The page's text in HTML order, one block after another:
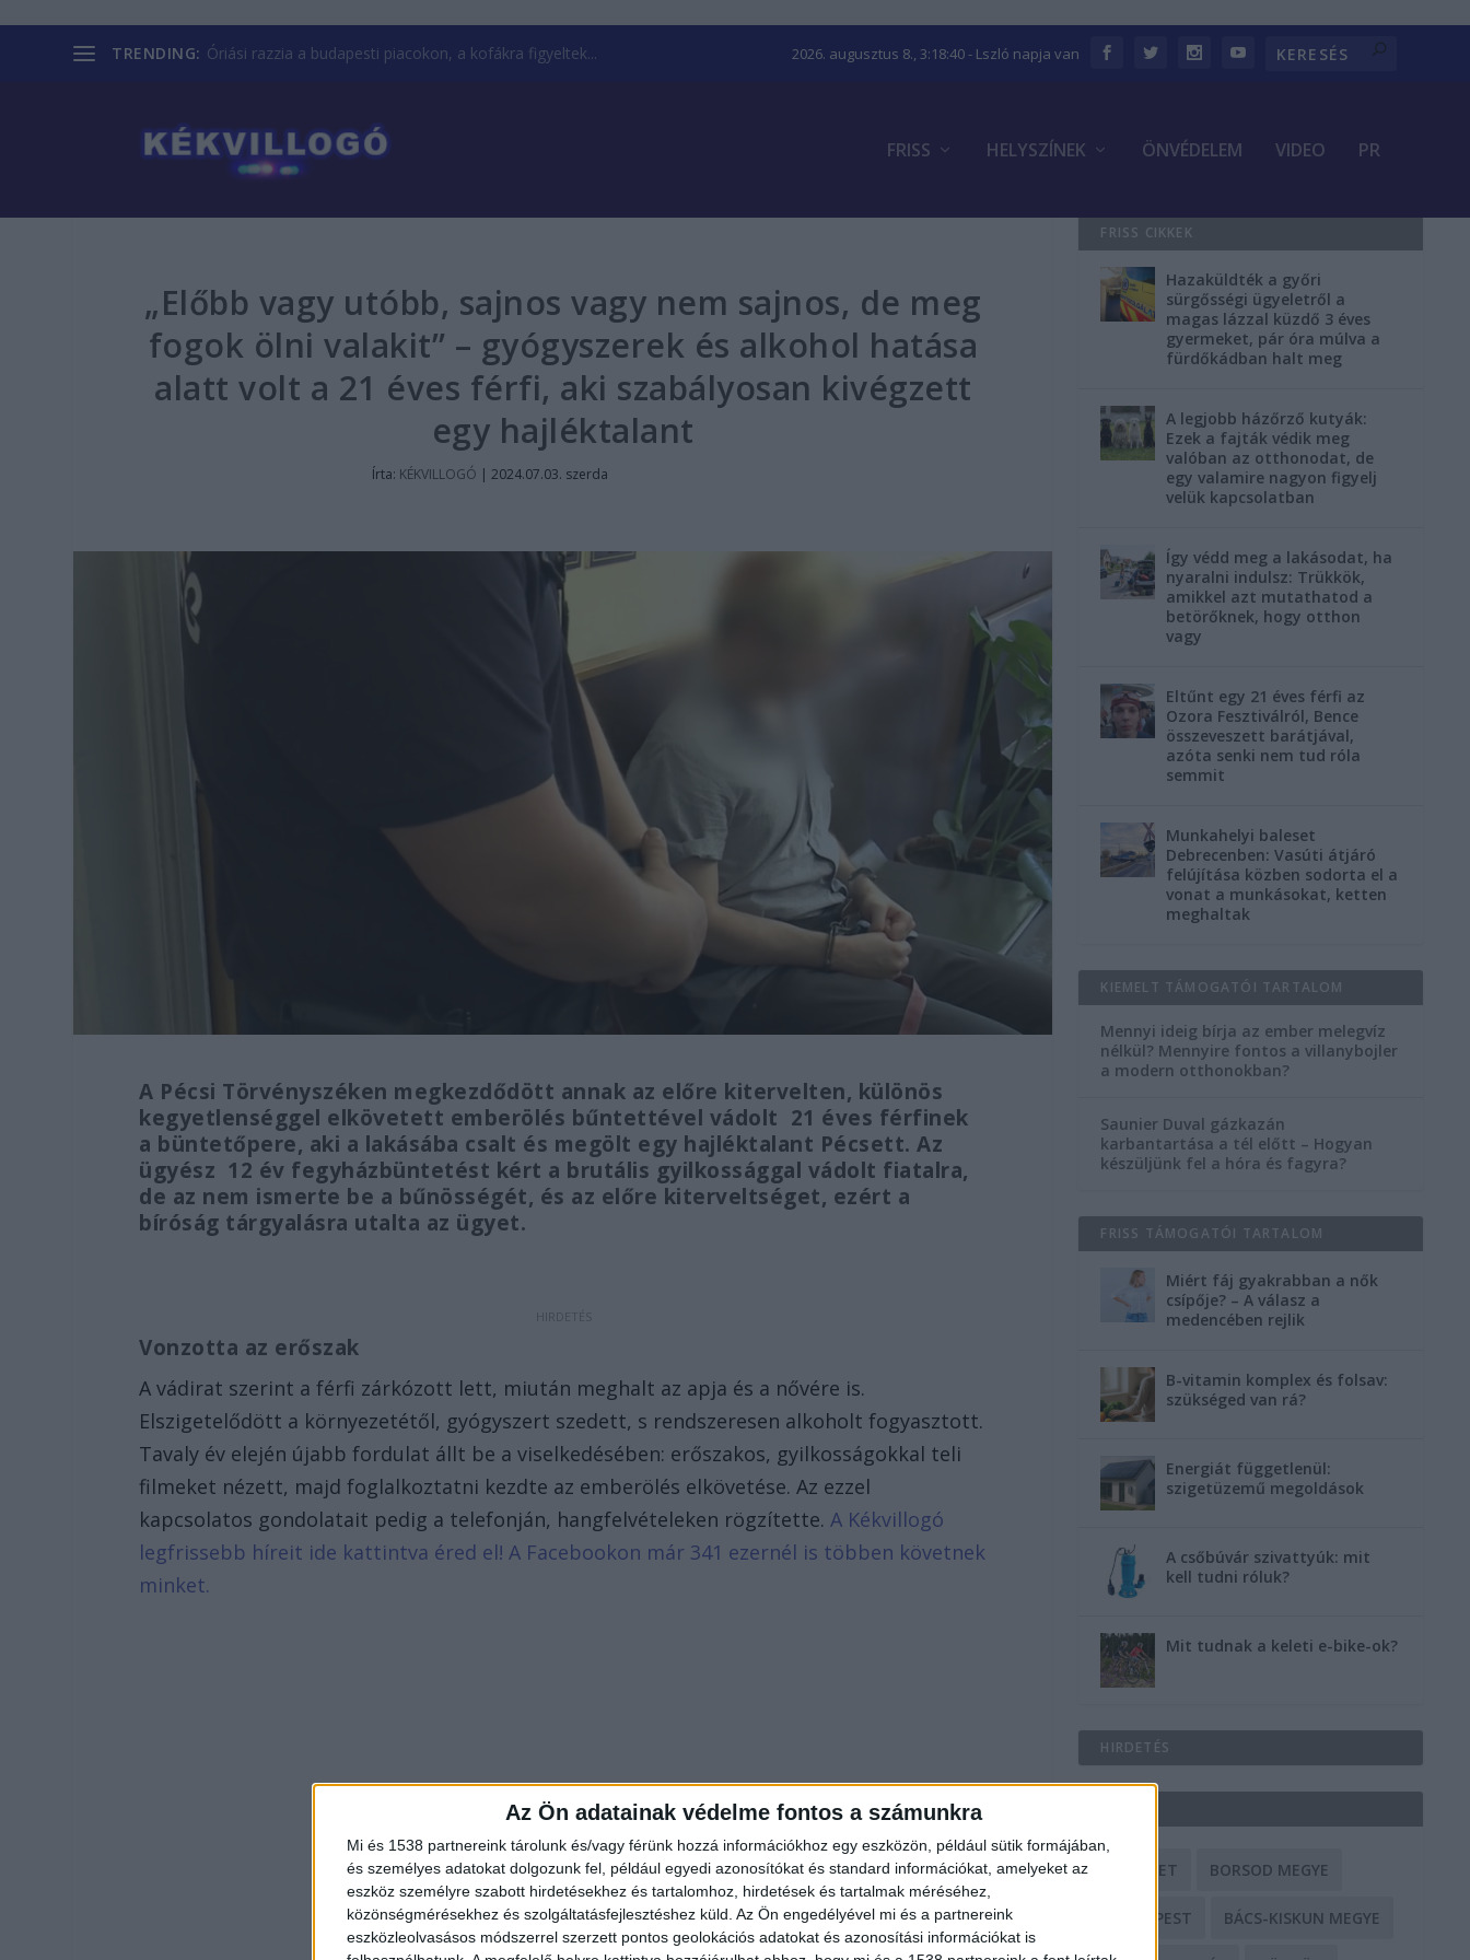
Az Ön adatainak védelme fontos a számunkra
Mi és 1538 partnereink tárolunk és/vagy férünk hozzá információkhoz egy eszközön, például sütik formájában,
és személyes adatokat dolgozunk fel, például egyedi azonosítókat és standard információkat, amelyeket az
eszköz személyre szabott hirdetésekhez és tartalomhoz, hirdetések és tartalmak méréséhez,
közönségmérésekhez és szolgáltatásfejlesztéshez küld. Az Ön engedélyével mi és a partnereink
eszközleolvasásos módszerrel szerzett pontos geolokációs adatokat és azonosítási információkat is
TRENDING: Óriási razzia a budapesti piacokon, a kofákra figyeltek... 2026. augusztus 8., 3:18:41- Lszló napja van
FRISS HELYSZÍNEK ÖNVÉDELEM VIDEO PR
„Előbb vagy utóbb, sajnos vagy nem sajnos, de meg
fogok ölni valakit” – gyógyszerek és alkohol hatása
alatt volt a 21 éves férfi, aki szabályosan kivégzett
egy hajléktalant
Írta: KÉKVILLOGÓ |2024.07.03. szerda
A Pécsi Törvényszéken megkezdődött annak az előre kitervelten, különös
kegyetlenséggel elkövetett emberölés bűntettével vádolt 21 éves férfinek
a büntetőpere, aki a lakásába csalt és megölt egy hajléktalant Pécsett. Az
ügyész 12 év fegyházbüntetést kért a brutális gyilkossággal vádolt fiatalra,
de az nem ismerte be a bűnösségét, és az előre kiterveltséget, ezért a
bíróság tárgyalásra utalta az ügyet.
Vonzotta az erőszak
A vádirat szerint a férfi zárkózott lett, miután meghalt az apja és a nővére is.
Elszigetelődött a környezetétől, gyógyszert szedett, s rendszeresen alkoholt fogyasztott.
Tavaly év elején újabb fordulat állt be a viselkedésében: erőszakos, gyilkosságokkal teli
filmeket nézett, majd foglalkoztatni kezdte az emberölés elkövetése. Az ezzel
kapcsolatos gondolatait pedig a telefonján, hangfelvételeken rögzítette.A Kékvillogó
legfrissebb híreit ide kattintva éred el! A Facebookon már 341 ezernél is többen követnek
minket.
FRISS CIKKEK
Hazaküldték a győri
sürgősségi ügyeletről a
magas lázzal küzdő 3 éves
gyermeket, pár óra múlva a
fürdőkádban halt meg
A legjobb házőrző kutyák:
Ezek a fajták védik meg
valóban az otthonodat, de
egy valamire nagyon figyelj
velük kapcsolatban
Így védd meg a lakásodat, ha
nyaralni indulsz: Trükkök,
amikkel azt mutathatod a
betörőknek, hogy otthon
vagy
Eltűnt egy 21 éves férfi az
Ozora Fesztiválról, Bence
összeveszett barátjával,
azóta senki nem tud róla
semmit
Munkahelyi baleset
Debrecenben: Vasúti átjáró
felújítása közben sodorta el a
vonat a munkásokat, ketten
meghaltak
KIEMELT TÁMOGATÓI TARTALOM
Mennyi ideig bírja az ember melegvíz
nélkül? Mennyire fontos a villanybojler
a modern otthonokban?
Saunier Duval gázkazán
karbantartása a tél előtt – Hogyan
készüljünk fel a hóra és fagyra?
FRISS TÁMOGATÓI TARTALOM
Miért fáj gyakrabban a nők
csípője? – A válasz a
medencében rejlik
B-vitamin komplex és folsav:
szükséged van rá?
Energiát függetlenül:
szigetüzemű megoldások
A csőbúvár szivattyúk: mit
kell tudni róluk?
Mit tudnak a keleti e-bike-ok?
HIRDETÉS
BALESET BORSOD MEGYE
BUDAPEST BÁCS-KISKUN MEGYE